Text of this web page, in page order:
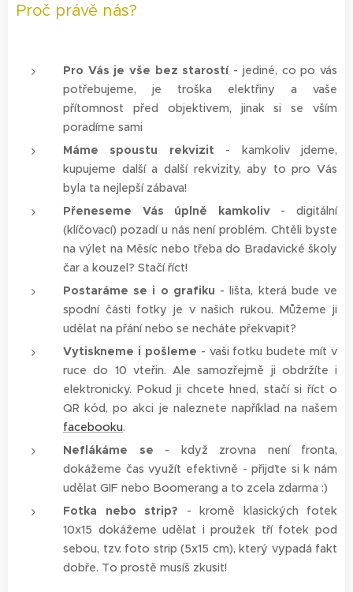
Proč právě nás?
Pro Vás je vše bez starostí - jediné, co po vás
potřebujeme, je troška elektřiny a vaše
přítomnost před objektivem, jinak si se vším
poradíme sami
Máme spoustu rekvizit - kamkoliv jdeme,
kupujeme další a další rekvizity, aby to pro Vás
byla ta nejlepší zábava!
Přeneseme Vás úplně kamkoliv- digitální
(klíčovací) pozadí u nás není problém. Chtěli byste
na výlet na Měsíc nebo třeba do Bradavické školy
čar a kouzel? Stačí říct!
Postaráme se i o grafiku - lišta, která bude ve
spodní části fotky je v našich rukou. Můžeme ji
udělat na přání nebo se necháte překvapit?
Vytiskneme i pošleme - vaši fotku budete mít v
ruce do 10 vteřin. Ale samozřejmě ji obdržíte i
elektronicky. Pokud ji chcete hned, stačí si říct o
QR kód, po akci je naleznete například na našem
facebooku.
Neflákáme se - když zrovna není fronta,
dokážeme čas využít efektivně - přijďte si k nám
udělat GIF nebo Boomerang a to zcela zdarma :)
Fotka nebo strip? - kromě klasických fotek
10x15 dokážeme udělat i proužek tří fotek pod
sebou, tzv. foto strip (5x15 cm), který vypadá fakt
dobře. To prostě musíš zkusit!